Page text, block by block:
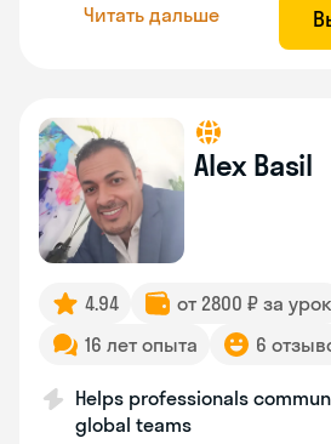
Читать дальше
Alex Basil
4.94
от 2800 ₽ за урок
16 лет опыта
6
Helps professionals
global teams